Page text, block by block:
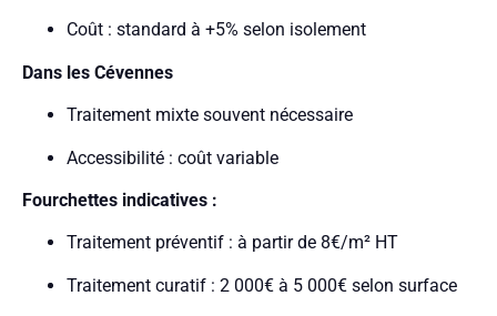
Coût : standard à +5% selon isolement
Dans les Cévennes
Traitement mixte souvent nécessaire
Accessibilité : coût variable
Fourchettes indicatives :
Traitement préventif : à partir de 8€/m² HT
Traitement curatif : 2 000€ à 5 000€ selon surface